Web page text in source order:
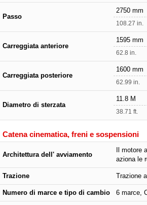
Passo
2750 mm
108.27 in.
Carreggiata anteriore
1595 mm
62.8 in.
Carreggiata posteriore
1600 mm
62.99 in.
Diametro di sterzata
11.8 M
38.71 ft.
Catena cinematica, freni e sospensioni
Architettura dell' avviamento
Il motore
aziona le
Trazione Trazione
Numero di marce e tipo di cambio 6 marce,